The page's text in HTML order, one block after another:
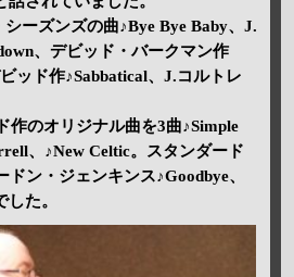
ーズンズの曲♪Bye Bye Baby、J.
、デビッド・バークマン作
ッド作♪Sabbatical、J.コルトレ
作のオリジナル曲を3曲♪Simple
、♪New Celtic。スタンダード
ン・ジェンキンス♪Goodbye、
た。